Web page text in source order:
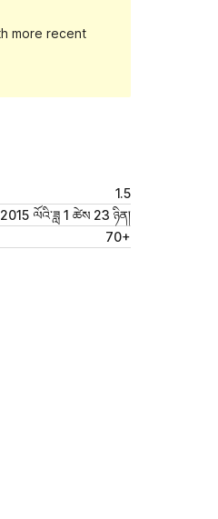
more recent
1.5
2015 ལོའི་ཟླ 1 ཚེས 23 ཉིན།
70+